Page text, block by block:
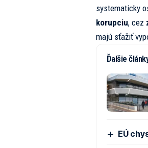
systematicky
korupciu, cez
majú sťažiť
Ďalšie
EÚ